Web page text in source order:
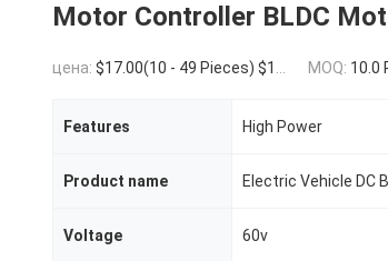
Motor Controller BLDC
цена: $17.00(10 - 49 Pieces) $16.00(50 - 199 Pieces) $13.00(>=200 Pieces) MOQ: 10.0
Features High Power
Product name
Voltage 60v